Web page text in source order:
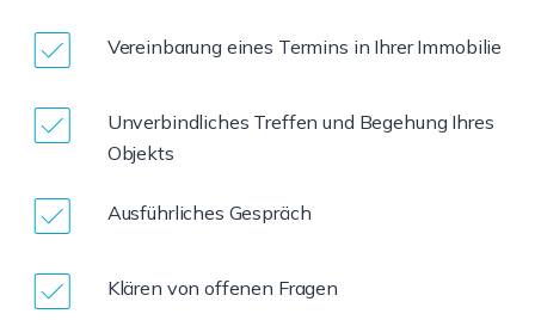
Vereinbarung eines Termins in Ihrer Immobilie
Unverbindliches Treffen und Begehung Ihres
Objekts
Ausführliches Gespräch
Klären von offenen Fragen